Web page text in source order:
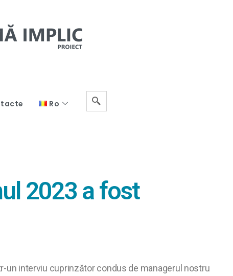
Ro
2023 a fost
un interviu cuprinzător condus de managerul nostru